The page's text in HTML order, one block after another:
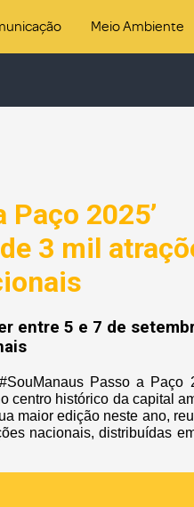
Meio Ambiente
2025’
3 mil
entre 5 e 7 de
Passo a Paço
centro histórico da capital
maior edição neste ano,
nacionais, distribuídas